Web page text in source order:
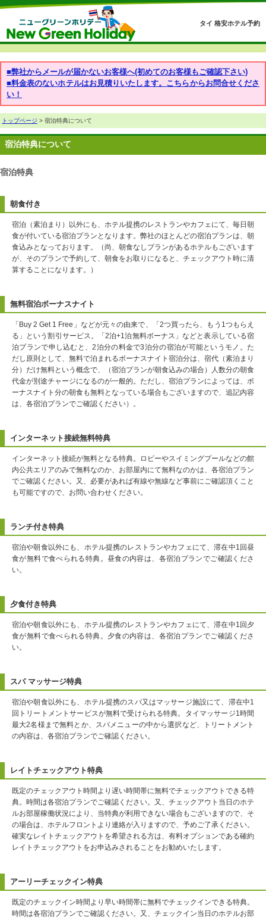
タイ 格安ホテル予約
■弊社からメールが届かないお客様へ(初めてのお客様もご確認下さい)
■料金表のないホテルはお見積りいたします。こちらからお問合せくださ
い！
トップページ > 宿泊特典について
宿泊特典について
宿泊特典
朝食付き
宿泊（素泊まり）以外にも、ホテル提携のレストランやカフェにて、毎日朝
食が付いている宿泊プランとなります。弊社のほとんどの宿泊プランは、朝
食込みとなっております。（尚、朝食なしプランがあるホテルもございます
が、そのプランで予約して、朝食をお取りになると、チェックアウト時に清
算することになります。）
無料宿泊ボーナスナイト
「Buy 2 Get 1 Free」などが元々の由来で、「2つ買ったら、もう1つもらえ
る」という割引サービス。「2泊+1泊無料ボーナス」などと表示している宿
泊プランで申し込むと、2泊分の料金で3泊分の宿泊が可能というモノ。た
だし原則として、無料で泊まれるボーナスナイト宿泊分は、宿代（素泊まり
分）だけ無料という概念で、（宿泊プランが朝食込みの場合）人数分の朝食
代金が別途チャージになるのが一般的。ただし、宿泊プランによっては、ボ
ーナスナイト分の朝食も無料となっている場合もございますので、追記内容
は、各宿泊プランでご確認ください）。
インターネット接続無料特典
インターネット接続が無料となる特典。ロビーやスイミングプールなどの館
内公共エリアのみで無料なのか、お部屋内にて無料なのかは、各宿泊プラン
でご確認ください。又、必要があれば有線や無線など事前にご確認頂くこと
も可能ですので、お問い合わせください。
ランチ付き特典
宿泊や朝食以外にも、ホテル提携のレストランやカフェにて、滞在中1回昼
食が無料で食べられる特典。昼食の内容は、各宿泊プランでご確認くださ
い。
夕食付き特典
宿泊や朝食以外にも、ホテル提携のレストランやカフェにて、滞在中1回夕
食が無料で食べられる特典。夕食の内容は、各宿泊プランでご確認くださ
い。
スパ マッサージ特典
宿泊や朝食以外にも、ホテル提携のスパ又はマッサージ施設にて、滞在中1
回トリートメントサービスが無料で受けられる特典。タイマッサージ1時間
最大2名様まで無料とか、スパメニューの中から選択など、トリートメント
の内容は、各宿泊プランでご確認ください。
レイトチェックアウト特典
既定のチェックアウト時間より遅い時間帯に無料でチェックアウトできる特
典。時間は各宿泊プランでご確認ください。又、チェックアウト当日のホテ
ルお部屋稼働状況により、当特典が利用できない場合もございますので、そ
の場合は、ホテルフロントより連絡が入りますので、予めご了承ください。
確実なレイトチェックアウトを希望される方は、有料オプションである確約
レイトチェックアウトをお申込みされることをお勧めいたします。
アーリーチェックイン特典
既定のチェックイン時間より早い時間帯に無料でチェックインできる特典。
時間は各宿泊プランでご確認ください。又、チェックイン当日のホテルお部